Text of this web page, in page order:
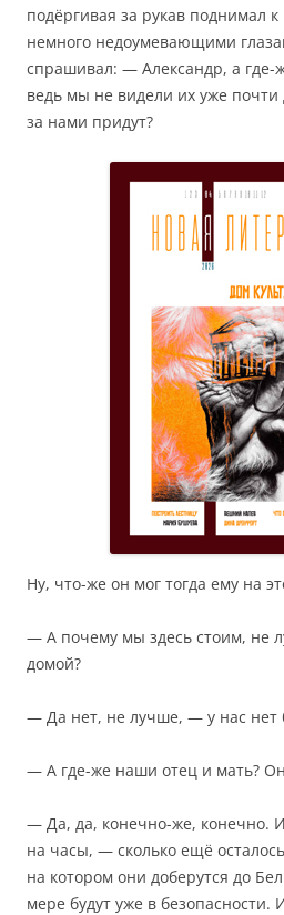
подёргивая за рукав поднимал
немного недоумевающими
спрашивал: — Александр, а где-
ведь мы не видели их уже
за нами придут?
Ну, что-же он мог тогда ему на
— А почему мы здесь стоим, не
домой?
— Да нет, не лучше, — у нас нет
— А где-же наши отец и мать?
— Да, да, конечно-же, конечно.
на часы, — сколько ещё
на котором они доберутся до
мере будут уже в